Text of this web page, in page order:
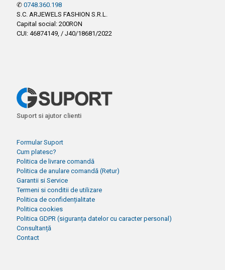
✆ 0748.360.198
S.C. ARJEWELS FASHION S.R.L.
Capital social: 200RON
CUI: 46874149, / J40/18681/2022
Suport si ajutor clienti
Formular Suport
Cum platesc?
Politica de livrare comandă
Politica de anulare comandă (Retur)
Garantii si Service
Termeni si conditii de utilizare
Politica de confidențialitate
Politica cookies
Politica GDPR (siguranța datelor cu caracter personal)
Consultanță
Contact